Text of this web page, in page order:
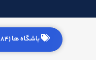
باشگاه ها (84)